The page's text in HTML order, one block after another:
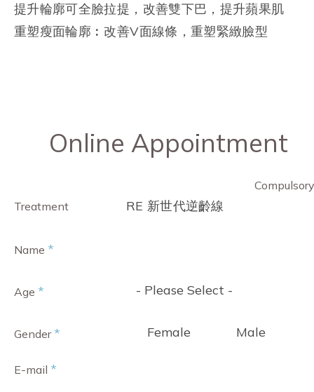
提升輪廓可全臉拉提，改善雙下巴，提升蘋果肌
重塑瘦面輪廓︰改善V面線條，重塑緊緻臉型
Online Appointment
Treatment
RE 新世代逆齡線
Name *
Age * - Please Select -
Gender * Female Male
E-mail *